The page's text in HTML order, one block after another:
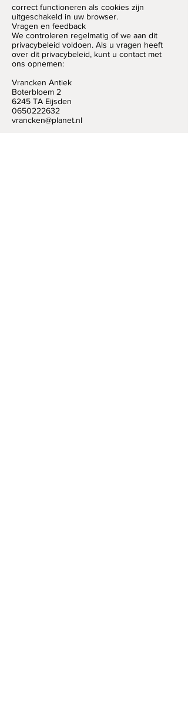
correct functioneren als cookies zijn
uitgeschakeld in uw browser.
Vragen en feedback
We controleren regelmatig of we aan dit
privacybeleid voldoen. Als u vragen heeft
over dit privacybeleid, kunt u contact met
ons opnemen:
Vrancken Antiek
Boterbloem 2
6245 TA Eijsden
0650222632
vrancken@planet.nl